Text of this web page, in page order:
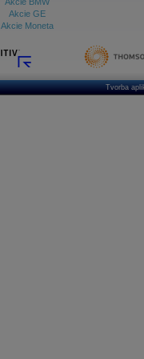
Akcie GE
Akcie Moneta
Tvorba